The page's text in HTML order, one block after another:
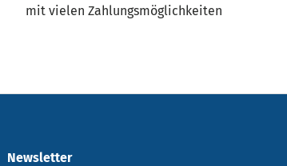
mit vielen Zahlungsmöglichkeiten
Newsletter